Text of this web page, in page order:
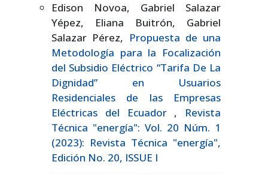
Edison Novoa, Gabriel Salazar
Yépez, Eliana Buitrón, Gabriel
Salazar Pérez, Propuesta de una
Metodología para la Focalización
del Subsidio Eléctrico “Tarifa De La
Dignidad” en Usuarios
Residenciales de las Empresas
Eléctricas del Ecuador , Revista
Técnica "energía": Vol. 20 Núm. 1
(2023): Revista Técnica "energía",
Edición No. 20, ISSUE I